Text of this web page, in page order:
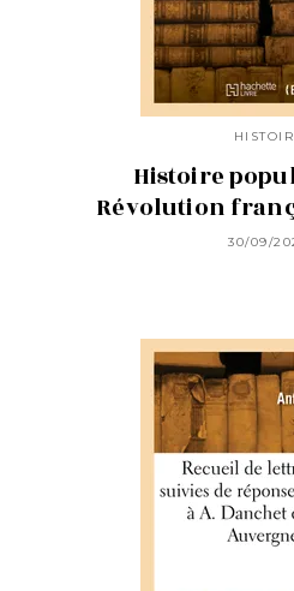
Histoire
Révolution
30/09/